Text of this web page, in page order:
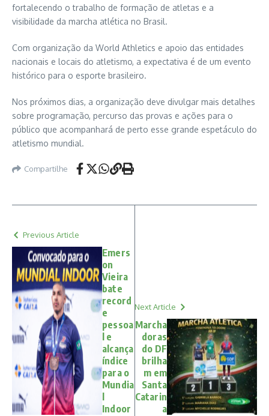
fortalecendo o trabalho de formação de atletas e a
visibilidade da marcha atlética no Brasil.
Com organização da World Athletics e apoio das entidades
nacionais e locais do atletismo, a expectativa é de um evento
histórico para o esporte brasileiro.
Nos próximos dias, a organização deve divulgar mais detalhes
sobre programação, percurso das provas e ações para o
público que acompanhará de perto esse grande espetáculo do
atletismo mundial.
Compartilhe
Previous Article
Emers
on
Vieira
bate
record
e
pessoa
l e
alcança
índice
para o
Mundia
Indoor
Next Article
Marcha
doras
do DF
brilha
m em
Santa
Catarin
a